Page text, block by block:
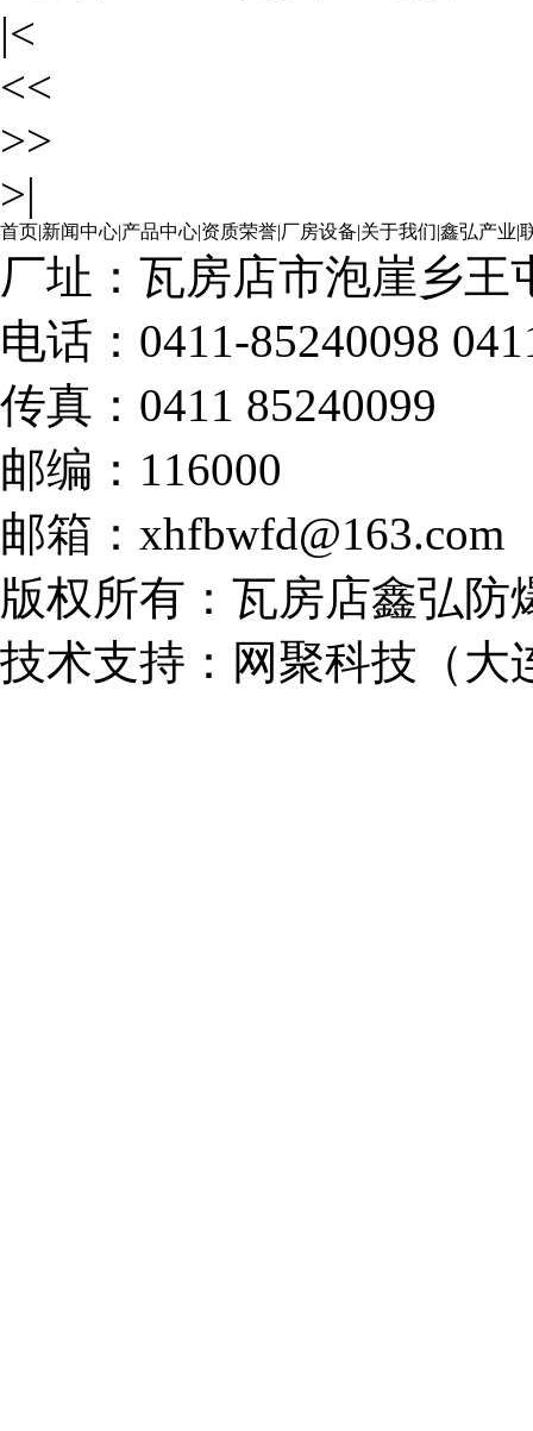
|<
<<
>>
>|
首页|新闻中心|产品中心|资质荣誉|厂房设备|关于我们|鑫弘产业|
厂址：瓦房店市泡崖乡王
电话：0411-85240098
传真：0411 85240099
邮编：116000
邮箱：xhfbwfd@163.com
版权所有：瓦房店鑫弘防
技术支持： 网聚科技（大